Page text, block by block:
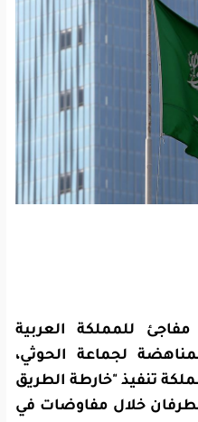
للمملكة العربية
لجماعة الحوثي،
تنفيذ "خارطة الطريق
خلال مفاوضات في